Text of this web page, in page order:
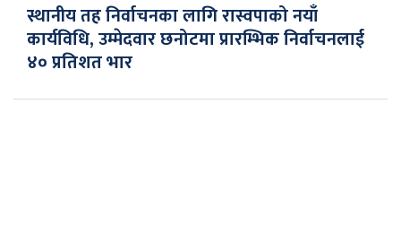
स्थानीय तह निर्वाचनका लागि रास्वपाको नयाँ
कार्यविधि, उम्मेदवार छनोटमा प्रारम्भिक निर्वाचनलाई
४० प्रतिशत भार